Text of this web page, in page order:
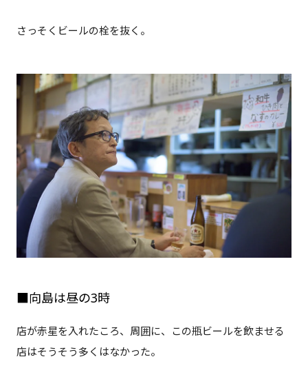
さっそくビールの栓を抜く。
■向島は昼の3時
店が赤星を入れたころ、周囲に、この瓶ビールを飲ませる
店はそうそう多くはなかった。